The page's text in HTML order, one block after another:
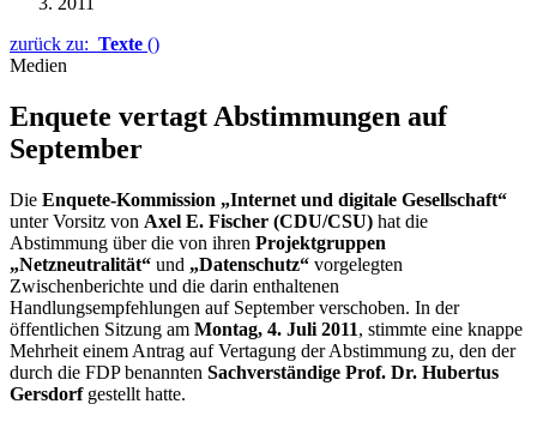
zurück zu: Texte ()
Medien
Enquete vertagt Abstimmungen auf
September
Die Enquete-Kommission „Internet und digitale Gesellschaft“
unter Vorsitz von Axel E. Fischer (CDU/CSU) hat die
Abstimmung über die von ihren Projektgruppen
„Netzneutralität“ und „Datenschutz“ vorgelegten
Zwischenberichte und die darin enthaltenen
Handlungsempfehlungen auf September verschoben. In der
öffentlichen Sitzung am Montag, 4. Juli 2011, stimmte eine knappe
Mehrheit einem Antrag auf Vertagung der Abstimmung zu, den der
durch die FDP benannten Sachverständige Prof. Dr. Hubertus
Gersdorf gestellt hatte.